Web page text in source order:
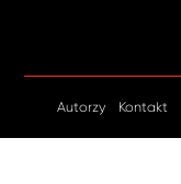
Autorzy Kontakt